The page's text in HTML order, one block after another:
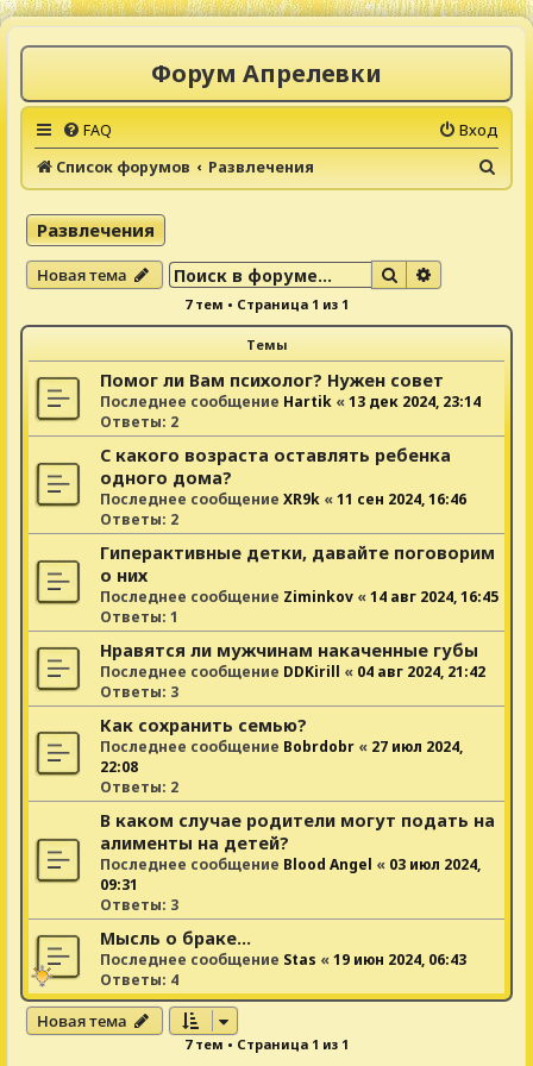
Форум Апрелевки
FAQ
Вход
Список форумов
Развлечения
о
Развлечения
Новая тема Поиск
7 тем • Страница 1 из 1
Темы
Помог ли Вам психолог? Нужен совет
Последнее сообщение Hartik «13 дек 2024, 23:14
Ответы: 2
С какого возраста оставлять ребенка
одного дома?
Последнее сообщение XR9k «11 сен 2024, 16:46
Ответы: 2
Гиперактивные детки, давайте поговорим
о них
Последнее сообщение Ziminkov «14 авг 2024, 16:45
Ответы: 1
Нравятся ли мужчинам накаченные губы
Последнее сообщение DDKirill « 04 авг 2024, 21:42
Ответы: 3
Как сохранить семью?
Последнее сообщение Bobrdobr « 27 июл 2024,
22:08
Ответы: 2
В каком случае родители могут подать на
алименты на детей?
Последнее сообщение Blood Angel « 03 июл 2024,
09:31
Ответы: 3
Мысль о браке...
Последнее сообщение Stas «19 июн 2024, 06:43
Ответы: 4
Новая тема
7 тем • Страница 1 из 1